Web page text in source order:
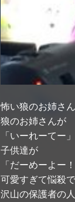
怖い狼のお姉さ
狼のお姉さんが
「いーれーてー
子供達が
「だーめーよー！
可愛すぎて悩殺
沢山の保護者の